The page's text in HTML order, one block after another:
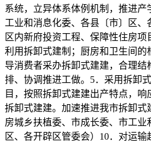
系统，立异体系体例机制，推进
工业和消息化委、各县〔市〕区、
区内新府投资工程、保障性住房
利用拆卸式建制；厨房和卫生间
导消费者采办拆卸式建建，合理结
排、协调推进工做。5．采用拆卸
目，按照拆卸式建建出产特点，
拆卸式建建。加速推进我市拆卸
房城乡扶植委、市成长委、市工业
区、各开辟区管委会）10．对运